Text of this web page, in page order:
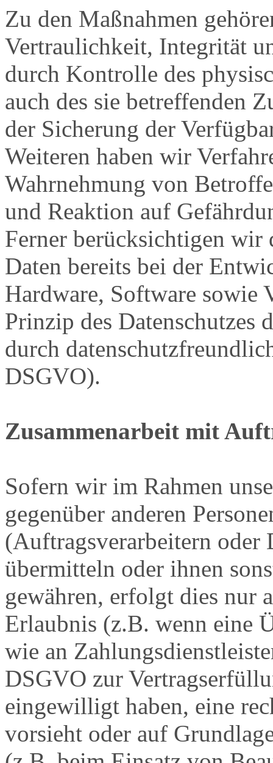
Zu den Maßnahmen
Vertraulichkeit, Integrität
durch Kontrolle des
auch des sie betreffenden
der Sicherung der
Weiteren haben wir
Wahrnehmung von
und Reaktion auf
Ferner berücksichtigen wir
Daten bereits bei der
Hardware, Software sowie
Prinzip des Datenschutzes
durch
DSGVO).
Zusammenarbeit mit
Sofern wir im Rahmen
gegenüber anderen
(Auftragsverarbeitern oder
übermitteln oder ihnen
gewähren, erfolgt dies nur
Erlaubnis (z.B. wenn eine
wie an
DSGVO zur
eingewilligt haben, eine
vorsieht oder auf